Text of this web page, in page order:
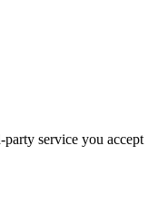
service you accept